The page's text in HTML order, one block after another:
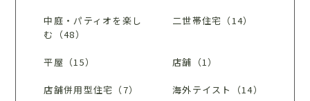
中庭・パティオを楽し
む（48）
二世帯住宅（14）
平屋（15） 店舗（1）
店舗併用型住宅（7） 海外テイスト（14）